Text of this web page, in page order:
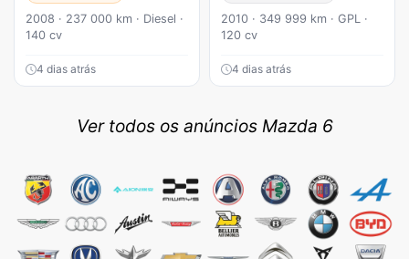
2008 · 237 000 km · Diesel ·
140 cv
4 dias atrás
2010 · 349 999 km · GPL ·
120 cv
4 dias atrás
Ver todos os anúncios Mazda 6